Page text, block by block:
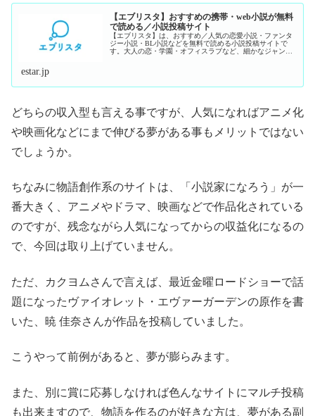
【エブリスタ】おすすめの携帯・web小説が無料
で読める／小説投稿サイト
【エブリスタ】は、おすすめ／人気の恋愛小説・ファンタ
ジー小説・BL小説などを無料で読める小説投稿サイトで
す。大人の恋・学園・オフィスラブなど、細かなジャンル
estar.jp
どちらの収入型も言える事ですが、人気になればアニメ化
や映画化などにまで伸びる夢がある事もメリットではない
でしょうか。
ちなみに物語創作系のサイトは、「小説家になろう」が一
番大きく、アニメやドラマ、映画などで作品化されている
のですが、残念ながら人気になってからの収益化になるの
で、今回は取り上げていません。
ただ、カクヨムさんで言えば、最近金曜ロードショーで話
題になったヴァイオレット・エヴァーガーデンの原作を書
いた、暁 佳奈さんが作品を投稿していました。
こうやって前例があると、夢が膨らみます。
また、別に賞に応募しなければ色んなサイトにマルチ投稿
も出来ますので、物語を作るのが好きな方は、夢がある副